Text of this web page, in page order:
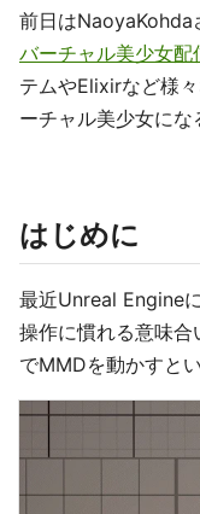
前日はNaoyaKohda
バーチャル美少女配
テムやElixirなど様
ーチャル美少女にな
はじめに
最近Unreal Engine
操作に慣れる意味
でMMDを動かすと